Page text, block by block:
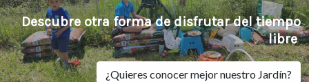
Descubre otra forma de disfrutar del tiempo
libre
¿Quieres conocer mejor nuestro Jardín?